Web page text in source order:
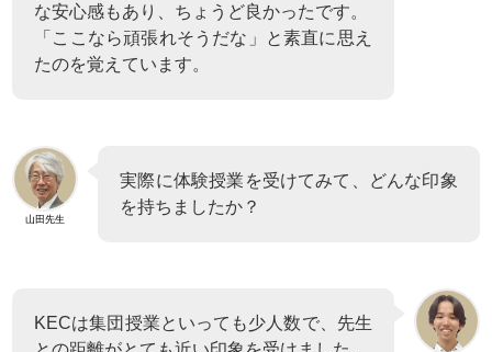
な安心感もあり、ちょうど良かったです。
「ここなら頑張れそうだな」と素直に思え
たのを覚えています。
山田先生
実際に体験授業を受けてみて、どんな印象
を持ちましたか？
KECは集団授業といっても少人数で、先生